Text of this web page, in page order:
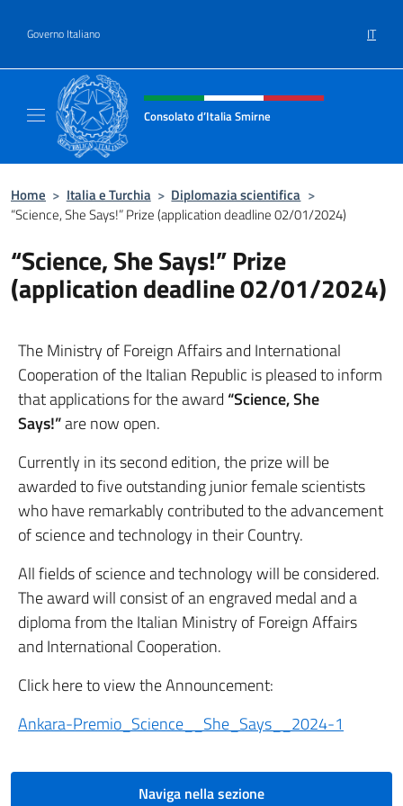
Governo Italiano IT
Intestazione sito, social e menù
Consolato d’Italia Smirne
Home > Italia e Turchia > Diplomazia scientifica >
“Science, She Says!” Prize (application deadline 02/01/2024)
“Science, She Says!” Prize
(application deadline 02/01/2024)
The Ministry of Foreign Affairs and International
Cooperation of the Italian Republic is pleased to inform
that applications for the award “Science, She
Says!”are now open.
Currently in its second edition, the prize will be
awarded to five outstanding junior female scientists
who have remarkably contributed to the advancement
of science and technology in their Country.
All fields of science and technology will be considered.
The award will consist of an engraved medal and a
diploma from the Italian Ministry of Foreign Affairs
and International Cooperation.
Click here to view the Announcement:
Ankara-Premio_Science__She_Says__2024-1
Naviga nella sezione